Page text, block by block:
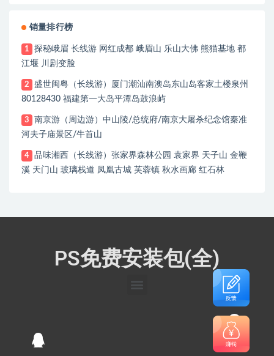
销量排行榜
1
探秘峨眉 长线游 网红成都 峨眉山 乐山大佛 熊猫基地 都
江堰 川剧变脸
2
盛世闽粤（长线游）厦门潮汕南澳岛东山岛客家土楼泉州
80128430 福建第一大岛平潭岛鼓浪屿
3
南京游（周边游）中山陵/总统府/南京大屠杀纪念馆秦准
河夫子庙景区/牛首山
4
品味湘西（长线游）张家界森林公园 袁家界 天子山 金鞭
溪 天门山 玻璃栈道 凤凰古城 芙蓉镇 秋水画廊 红石林
PS免费安装包(全)